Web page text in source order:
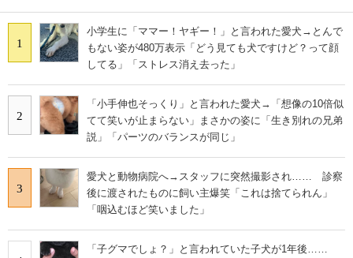
1
小学生に「ママー！ヤギー！」と言われた愛犬→とんで
もない姿が480万表示「どう見ても犬ですけど？って顔
してる」「ストレス消え去った」
2
「小手伸也そっくり」と言われた愛犬→「想像の10倍似
てて笑いが止まらない」まさかの姿に「生き別れの兄弟
説」「パーツのバランスが同じ」
3
愛犬と動物病院へ→スタッフに突然撮影され…… 診察
後に渡されたものに飼い主爆笑「これは捨てられん」
「咽込むほど笑いました」
「子グマでしょ？」と言われていた子犬が1年後……